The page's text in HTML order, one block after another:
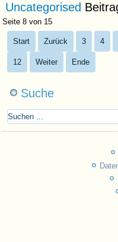
Uncategorised
Seite 8 von 15
Start Zurück 3 4
12 Weiter Ende
Suche